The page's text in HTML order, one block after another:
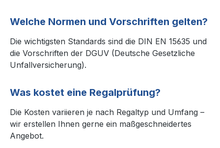
Welche Normen und Vorschriften gelten?
Die wichtigsten Standards sind die DIN EN 15635 und
die Vorschriften der DGUV (Deutsche Gesetzliche
Unfallversicherung).
Was kostet eine Regalprüfung?
Die Kosten variieren je nach Regaltyp und Umfang –
wir erstellen Ihnen gerne ein maßgeschneidertes
Angebot.